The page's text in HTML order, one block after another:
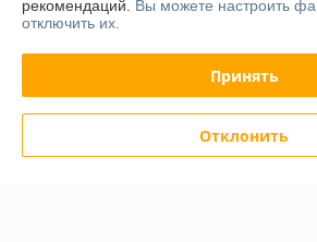
рекомендаций. Вы можете настроить
отключить их.
Принять
Отклонить